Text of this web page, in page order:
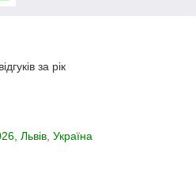
за рік
Львів, Україна